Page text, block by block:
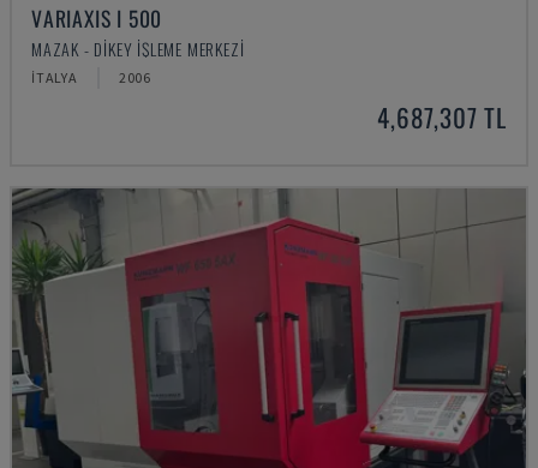
VARIAXIS I 500
MAZAK - DIKEY İŞLEME MERKEZI
İTALYA 2006
4,687,307 TL